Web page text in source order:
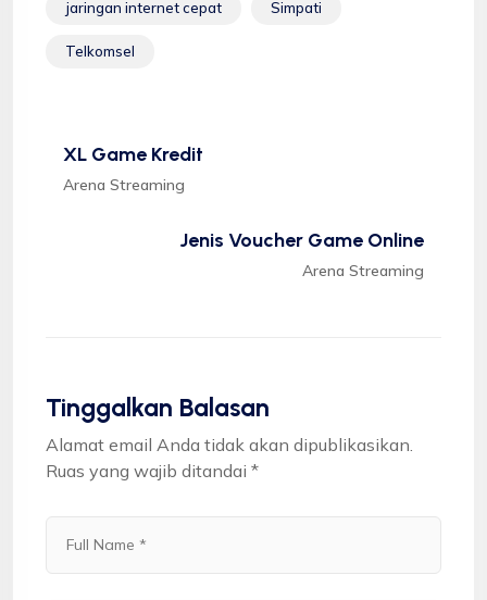
jaringan internet cepat Simpati
Telkomsel
XL Game Kredit
Arena Streaming
Jenis Voucher Game Online
Arena Streaming
Tinggalkan Balasan
Alamat email Anda tidak akan dipublikasikan.
Ruas yang wajib ditandai *